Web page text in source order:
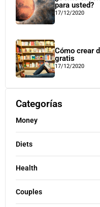
para usted?
17/12/2020
Cómo crear
gratis
17/12/2020
Categorías
Money
Diets
Health
Couples